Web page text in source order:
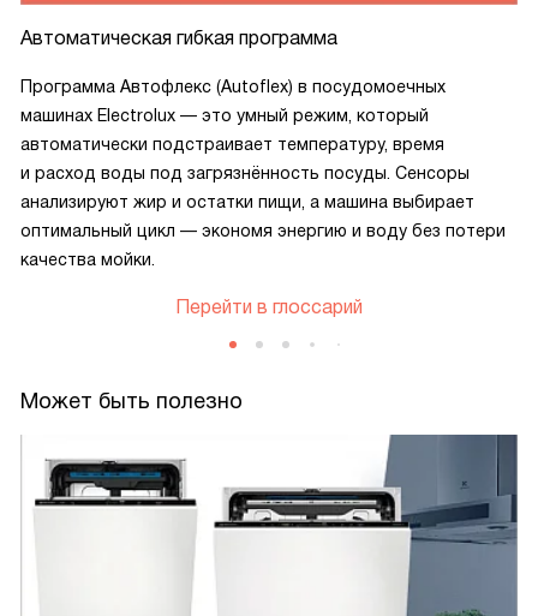
Автоматическая гибкая программа
Программа Автофлекс (Autoflex) в посудомоечных
машинах Electrolux — это умный режим, который
автоматически подстраивает температуру, время
и расход воды под загрязнённость посуды. Сенсоры
анализируют жир и остатки пищи, а машина выбирает
оптимальный цикл — экономя энергию и воду без потери
качества мойки.
Перейти в глоссарий
Может быть полезно